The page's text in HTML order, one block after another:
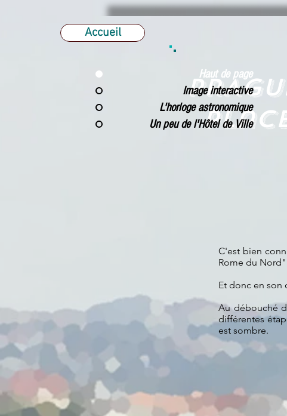
Haut de page
Image interactive
L'horloge astronomique
Un peu de l'Hôtel de Ville
Accueil
C'est bien
Rome du
Et donc en son
Au débouché
différentes
est sombre.